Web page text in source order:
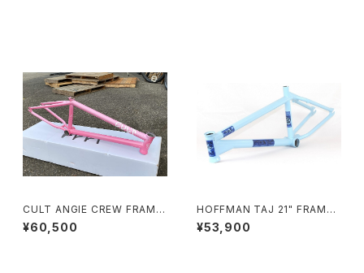
CULT ANGIE CREW FRAME
20” R/990 PINK FADE
¥60,500
HOFFMAN TAJ 21" FRAME
BLUE
¥53,900